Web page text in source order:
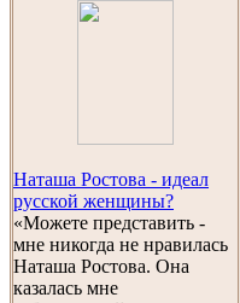
Наташа Ростова - идеал
русской женщины?
«Можете представить -
мне никогда не нравилась
Наташа Ростова. Она
казалась мне